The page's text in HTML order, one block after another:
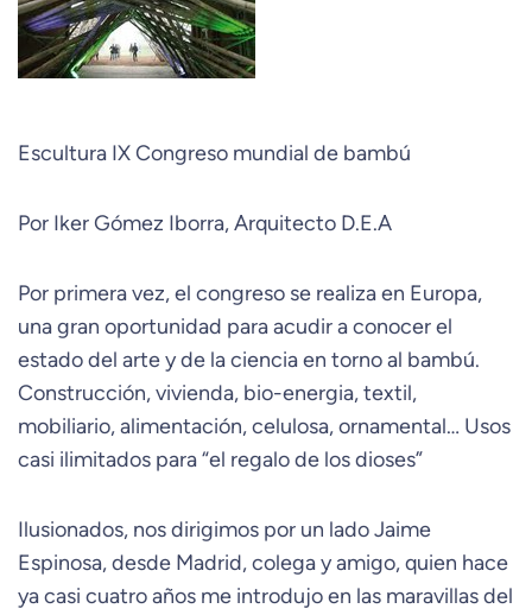
Escultura IX Congreso mundial de bambú
Por Iker Gómez Iborra, Arquitecto D.E.A
Por primera vez, el congreso se realiza en Europa,
una gran oportunidad para acudir a conocer el
estado del arte y de la ciencia en torno al bambú.
Construcción, vivienda, bio-energia, textil,
mobiliario, alimentación, celulosa, ornamental… Usos
casi ilimitados para “el regalo de los dioses”
Ilusionados, nos dirigimos por un lado Jaime
Espinosa, desde Madrid, colega y amigo, quien hace
ya casi cuatro años me introdujo en las maravillas del